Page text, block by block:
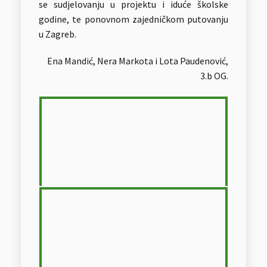
se sudjelovanju u projektu i iduće školske
godine, te ponovnom zajedničkom putovanju
u Zagreb.
Ena Mandić, Nera Markota i Lota Paudenović,
3.b OG.